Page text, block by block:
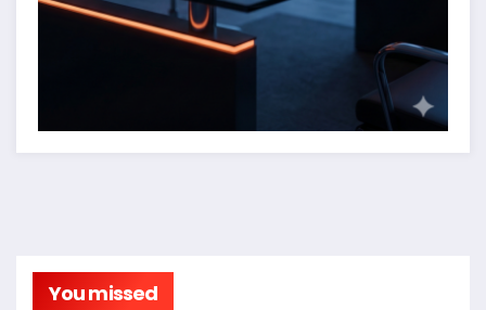
You missed